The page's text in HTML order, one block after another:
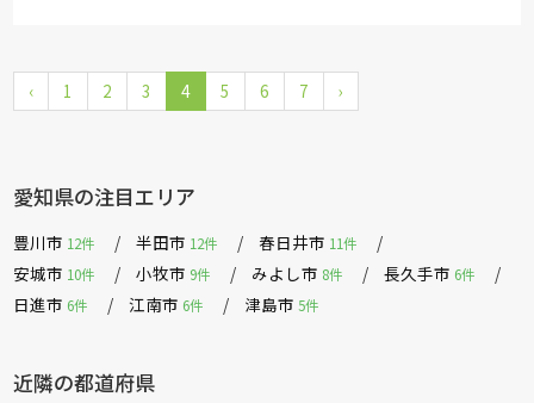
‹ 1 2 3 4 5 6 7 ›
愛知県の注目エリア
豊川市 12件 半田市 12件 春日井市 11件
安城市 10件 小牧市 9件 みよし市 8件 長久手市 6件
日進市 6件 江南市 6件 津島市5件
近隣の都道府県